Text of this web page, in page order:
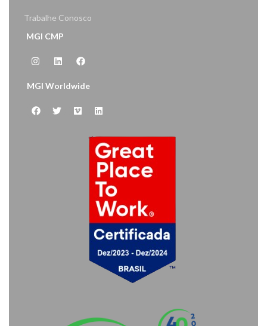
Trabalhe Conosco
MGI CMP
MGI Worldwide